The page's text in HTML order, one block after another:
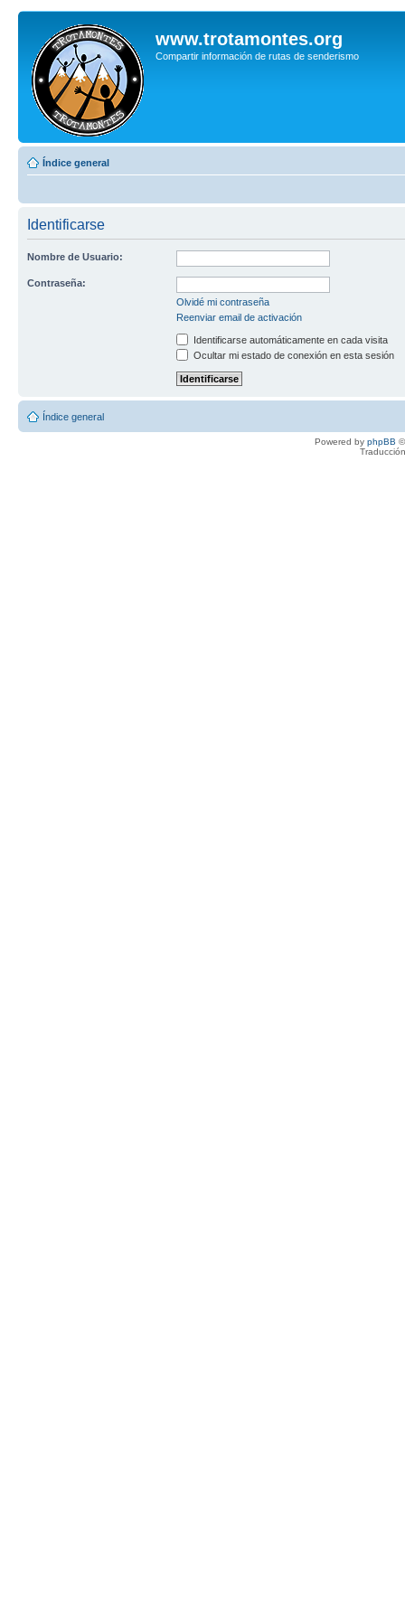
www.trotamontes.org
Compartir información de rutas de senderismo
Índice general
Identificarse
Nombre de Usuario:
Contraseña:
Olvidé mi contraseña
Reenviar email de activación
Identificarse automáticamente en cada visita
Ocultar mi estado de conexión en esta sesión
Índice general
Powered by phpBB